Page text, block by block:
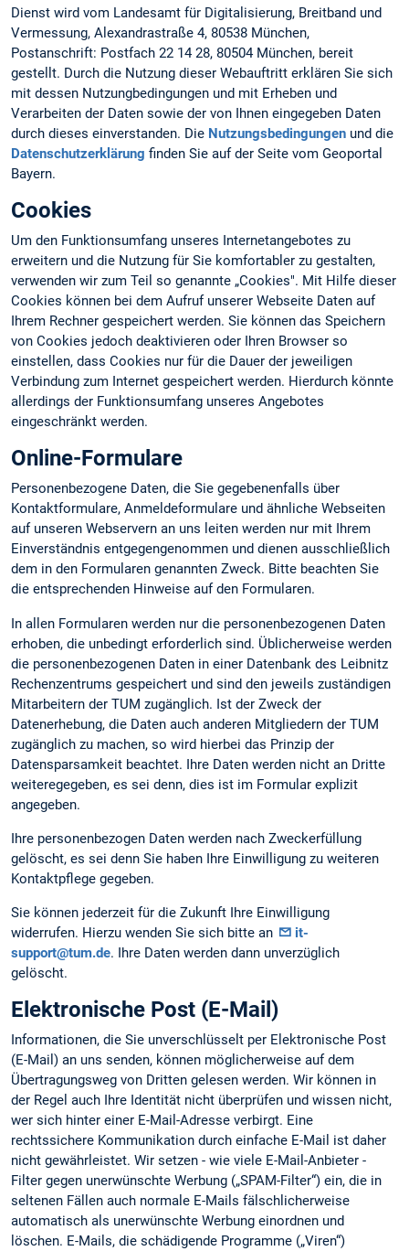
Dienst wird vom Landesamt für Digitalisierung, Breitband und
Vermessung, Alexandrastraße 4, 80538 München,
Postanschrift: Postfach 22 14 28, 80504 München, bereit
gestellt. Durch die Nutzung dieser Webauftritt erklären Sie sich
mit dessen Nutzungbedingungen und mit Erheben und
Verarbeiten der Daten sowie der von Ihnen eingegeben Daten
durch dieses einverstanden. Die Nutzungsbedingungen und die
Datenschutzerklärung finden Sie auf der Seite vom Geoportal
Bayern.
Cookies
Um den Funktionsumfang unseres Internetangebotes zu
erweitern und die Nutzung für Sie komfortabler zu gestalten,
verwenden wir zum Teil so genannte „Cookies". Mit Hilfe dieser
Cookies können bei dem Aufruf unserer Webseite Daten auf
Ihrem Rechner gespeichert werden. Sie können das Speichern
von Cookies jedoch deaktivieren oder Ihren Browser so
einstellen, dass Cookies nur für die Dauer der jeweiligen
Verbindung zum Internet gespeichert werden. Hierdurch könnte
allerdings der Funktionsumfang unseres Angebotes
eingeschränkt werden.
Online-Formulare
Personenbezogene Daten, die Sie gegebenenfalls über
Kontaktformulare, Anmeldeformulare und ähnliche Webseiten
auf unseren Webservern an uns leiten werden nur mit Ihrem
Einverständnis entgegengenommen und dienen ausschließlich
dem in den Formularen genannten Zweck. Bitte beachten Sie
die entsprechenden Hinweise auf den Formularen.
In allen Formularen werden nur die personenbezogenen Daten
erhoben, die unbedingt erforderlich sind. Üblicherweise werden
die personenbezogenen Daten in einer Datenbank des Leibnitz
Rechenzentrums gespeichert und sind den jeweils zuständigen
Mitarbeitern der TUM zugänglich. Ist der Zweck der
Datenerhebung, die Daten auch anderen Mitgliedern der TUM
zugänglich zu machen, so wird hierbei das Prinzip der
Datensparsamkeit beachtet. Ihre Daten werden nicht an Dritte
weiteregegeben, es sei denn, dies ist im Formular explizit
angegeben.
Ihre personenbezogen Daten werden nach Zweckerfüllung
gelöscht, es sei denn Sie haben Ihre Einwilligung zu weiteren
Kontaktpflege gegeben.
Sie können jederzeit für die Zukunft Ihre Einwilligung
widerrufen. Hierzu wenden Sie sich bitte an
it-
support@tum.de. Ihre Daten werden dann unverzüglich
gelöscht.
Elektronische Post (E-Mail)
Informationen, die Sie unverschlüsselt per Elektronische Post
(E-Mail) an uns senden, können möglicherweise auf dem
Übertragungsweg von Dritten gelesen werden. Wir können in
der Regel auch Ihre Identität nicht überprüfen und wissen nicht,
wer sich hinter einer E-Mail-Adresse verbirgt. Eine
rechtssichere Kommunikation durch einfache E-Mail ist daher
nicht gewährleistet. Wir setzen - wie viele E-Mail-Anbieter -
Filter gegen unerwünschte Werbung („SPAM-Filter“) ein, die in
seltenen Fällen auch normale E-Mails fälschlicherweise
automatisch als unerwünschte Werbung einordnen und
löschen. E-Mails, die schädigende Programme („Viren“)